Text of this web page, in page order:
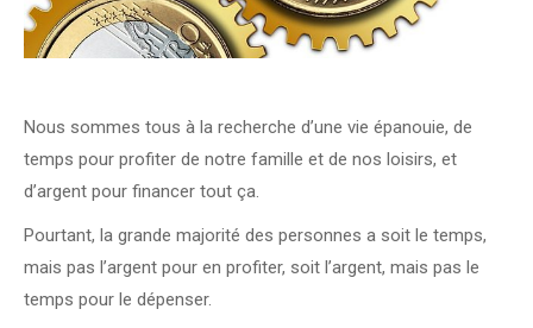
Nous sommes tous à la recherche d’une vie épanouie, de
temps pour profiter de notre famille et de nos loisirs, et
d’argent pour financer tout ça.
Pourtant, la grande majorité des personnes a soit le temps,
mais pas l’argent pour en profiter, soit l’argent, mais pas le
temps pour le dépenser.